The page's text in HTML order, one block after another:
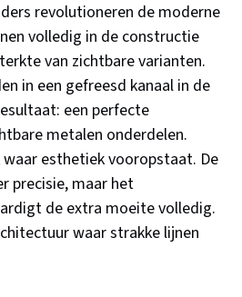
revolutioneren de moderne
volledig in de constructie
van zichtbare varianten.
in een gefreesd kanaal in de
een perfecte
metalen onderdelen.
esthetiek vooropstaat. De
precisie, maar het
de extra moeite volledig.
waar strakke lijnen